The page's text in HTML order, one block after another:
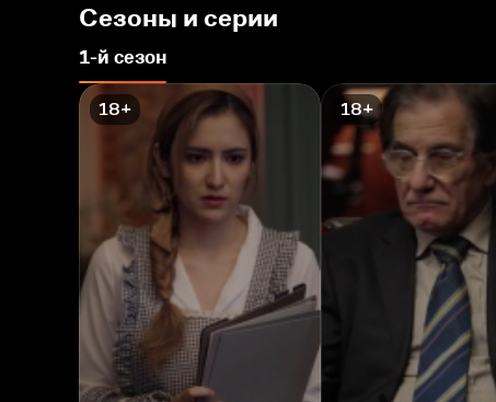
Сезоны и серии
1-й сезон
18+ 18+